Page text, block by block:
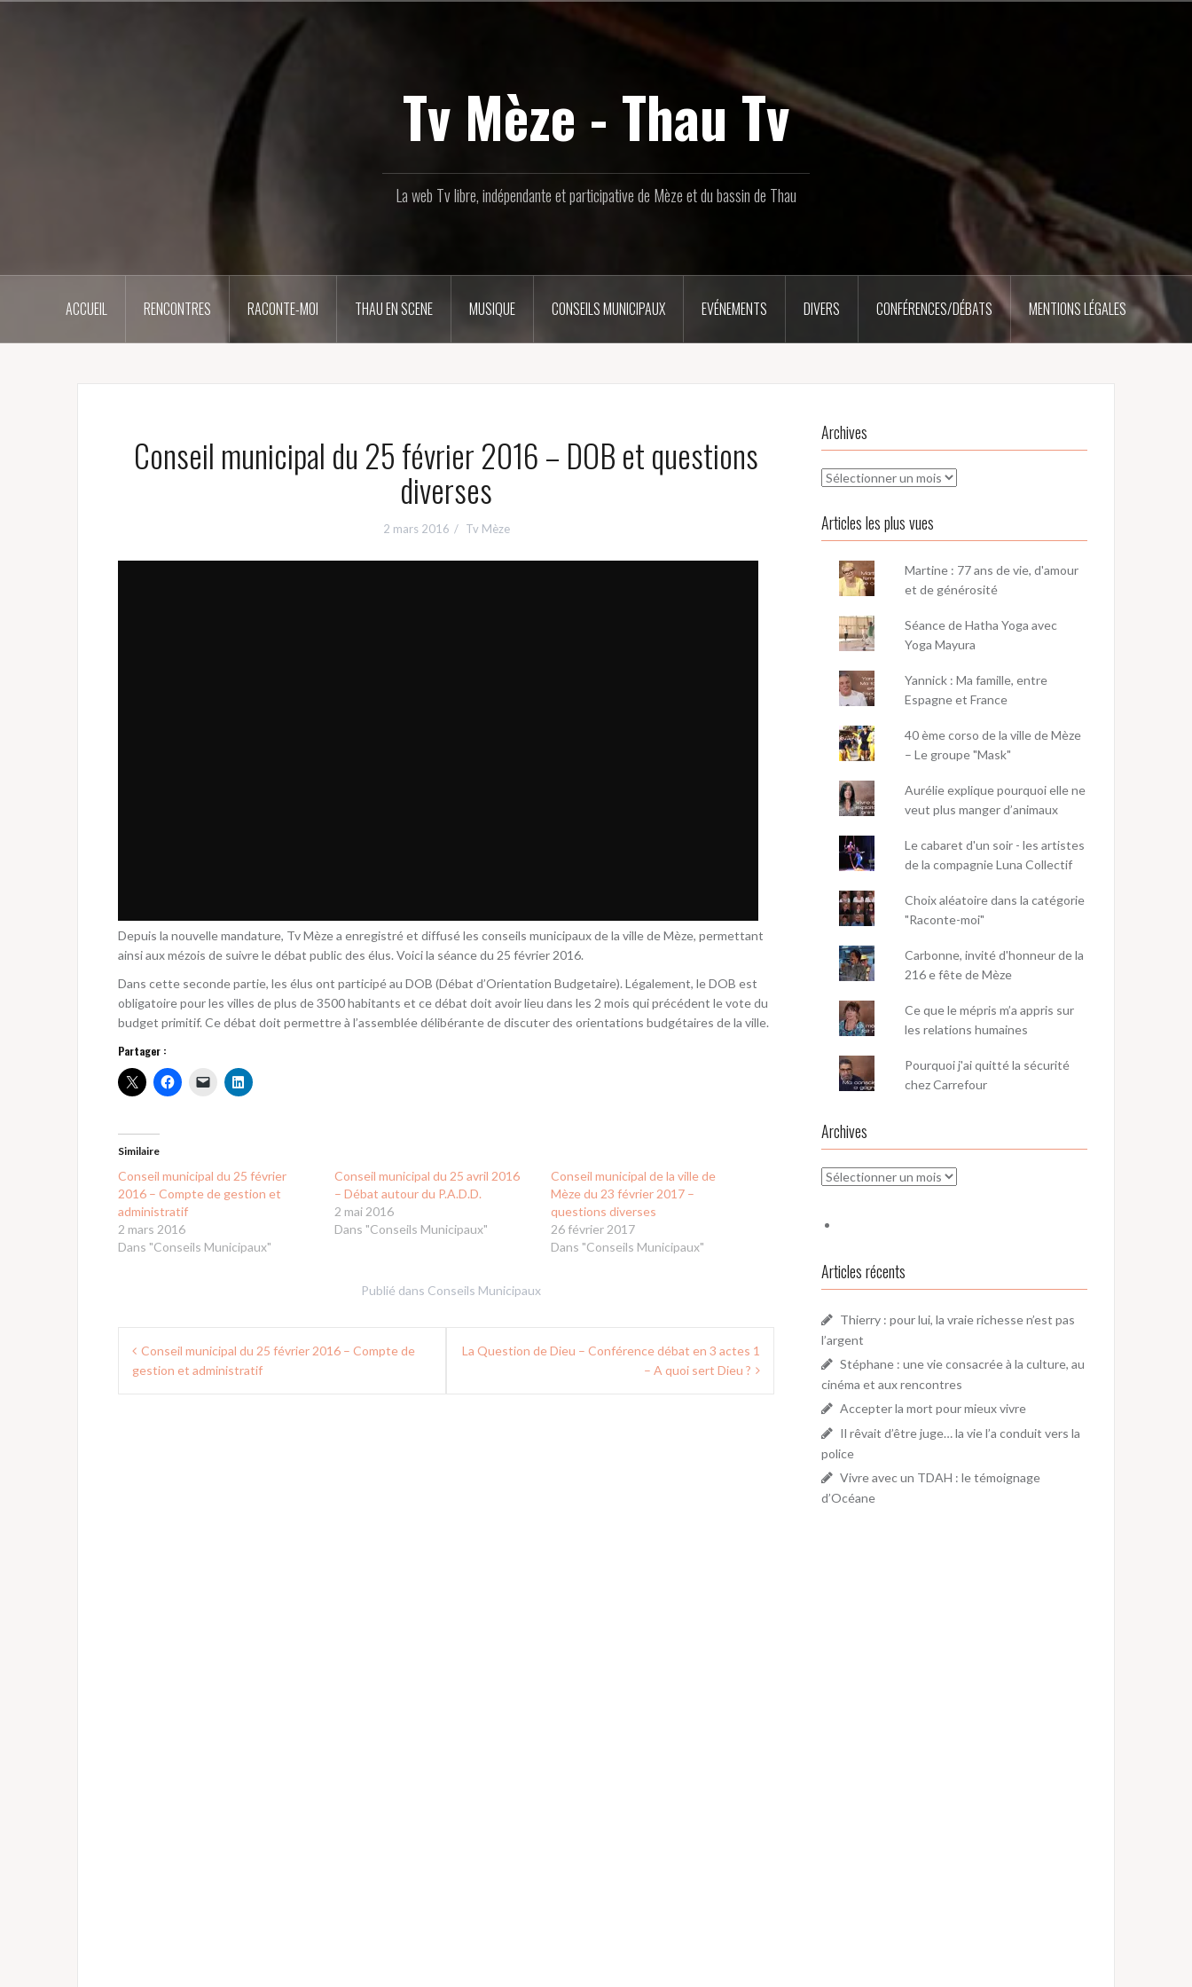
Tv Mèze - Thau Tv
La web Tv libre, indépendante et participative de Mèze et du bassin de Thau
ACCUEIL RENCONTRES RACONTE-MOI THAU EN SCENE MUSIQUE CONSEILS MUNICIPAUX EVÉNEMENTS DIVERS CONFÉRENCES/DÉBATS MENTIONS LÉGALES
Conseil municipal du 25 février 2016 – DOB et questions
diverses
2 mars 2016 Tv Mèze
Depuis la nouvelle mandature, Tv Mèze a enregistré et diffusé les conseils municipaux de la ville de Mèze, permettant
ainsi aux mézois de suivre le débat public des élus. Voici la séance du 25 février 2016.
Dans cette seconde partie, les élus ont participé au DOB (Débat d’Orientation Budgetaire). Légalement, le DOB est
obligatoire pour les villes de plus de 3500 habitants et ce débat doit avoir lieu dans les 2 mois qui précédent le vote du
budget primitif. Ce débat doit permettre à l’assemblée délibérante de discuter des orientations budgétaires de la ville.
Partager :
Similaire
Conseil municipal du 25 février
2016 – Compte de gestion et
administratif
2 mars 2016
Dans "Conseils Municipaux"
Conseil municipal du 25 avril 2016
– Débat autour du P.A.D.D.
2 mai 2016
Dans "Conseils Municipaux"
Conseil municipal de la ville de
Mèze du 23 février 2017 –
questions diverses
26 février 2017
Dans "Conseils Municipaux"
Publié dans Conseils Municipaux
Navigation
deConseil municipal du 25 février 2016 – Compte de
gestion et administratif
La Question de Dieu – Conférence débat en 3 actes 1
– A quoi sert Dieu ?
Archives
Archives
Articles les plus vues
Martine : 77 ans de vie, d'amour
et de générosité
Séance de Hatha Yoga avec
Yoga Mayura
Yannick : Ma famille, entre
Espagne et France
40 ème corso de la ville de Mèze
– Le groupe "Mask"
Aurélie explique pourquoi elle ne
veut plus manger d’animaux
Le cabaret d'un soir - les artistes
de la compagnie Luna Collectif
Choix aléatoire dans la catégorie
"Raconte-moi"
Carbonne, invité d'honneur de la
216 e fête de Mèze
Ce que le mépris m’a appris sur
les relations humaines
Pourquoi j'ai quitté la sécurité
chez Carrefour
Archives
Archives
Articles récents
Thierry : pour lui, la vraie richesse n’est pas
l’argent
Stéphane : une vie consacrée à la culture, au
cinéma et aux rencontres
Accepter la mort pour mieux vivre
Il rêvait d’être juge… la vie l’a conduit vers la
police
Vivre avec un TDAH : le témoignage
d’Océane